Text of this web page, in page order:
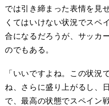
では引き締まった表情を見
くてはいけない状況でスペ
合になるだろうが、サッカ
のでもある。
「いいですよね。この状況
ね、さらに盛り上がるし、
で、最高の状態でスペイン